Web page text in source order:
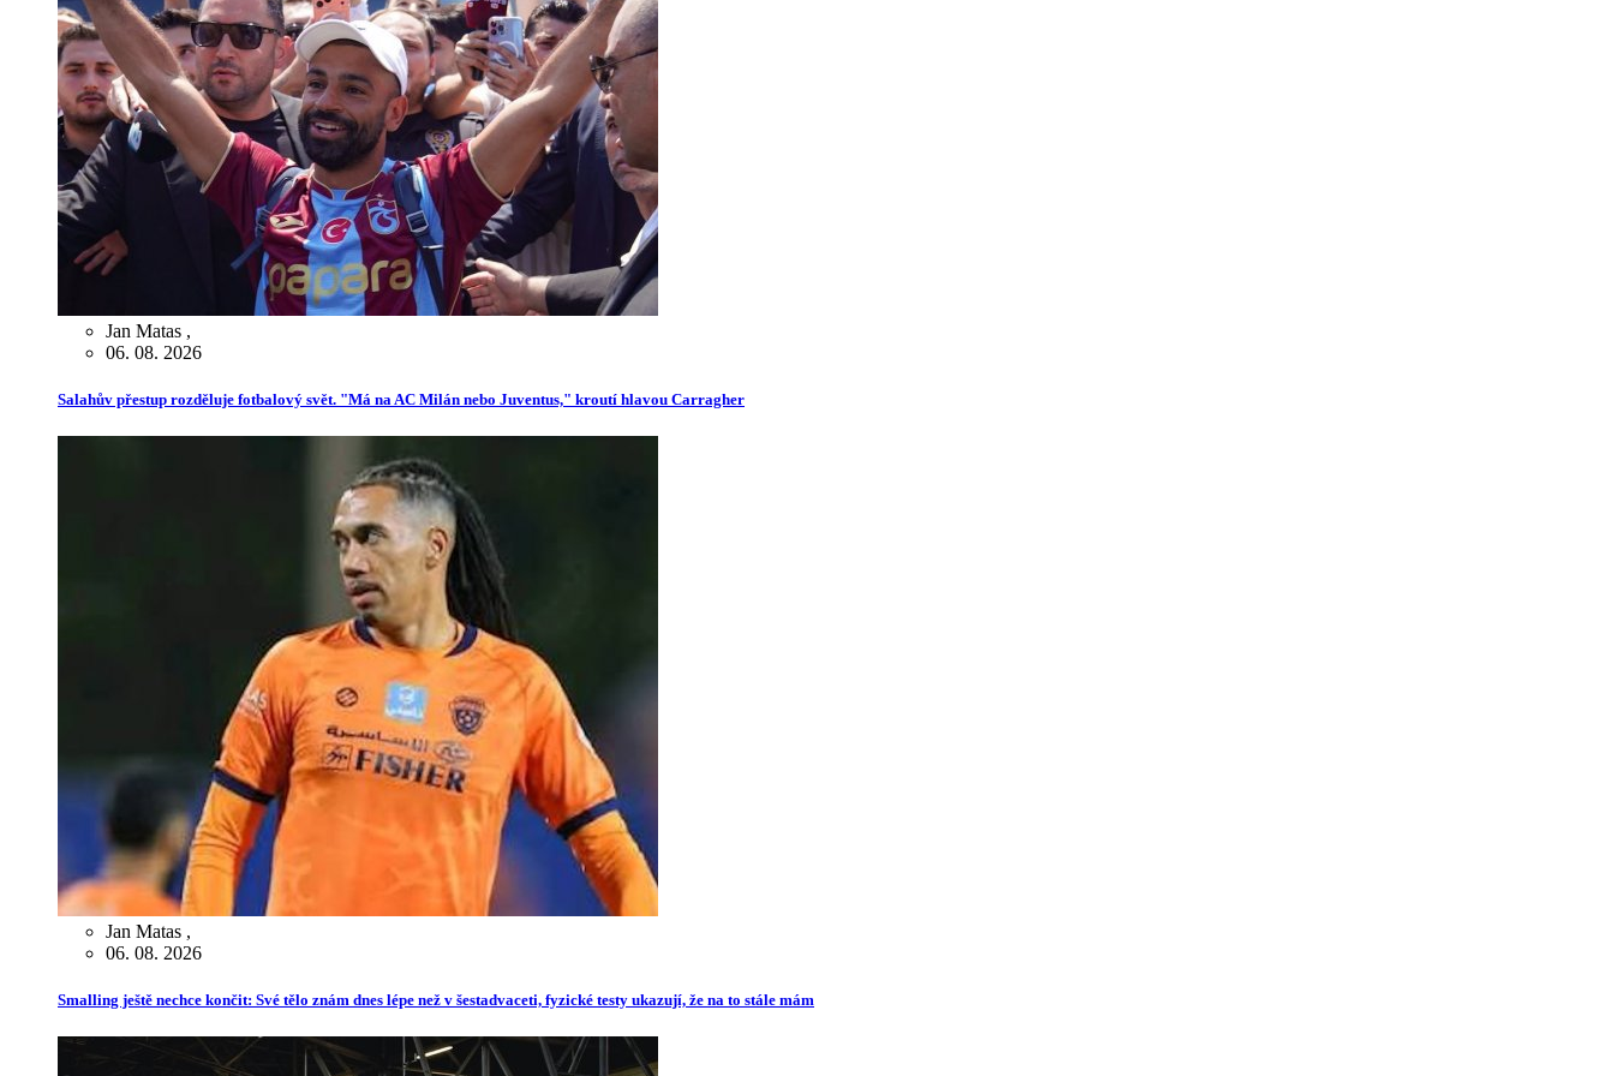
Jan Matas ,
06. 08. 2026
Salahův přestup rozděluje fotbalový svět. "Má na AC Milán nebo Juventus," kroutí hlavou Carragher
Jan Matas ,
06. 08. 2026
Smalling ještě nechce končit: Své tělo znám dnes lépe než v šestadvaceti, fyzické testy ukazují, že na to stále mám